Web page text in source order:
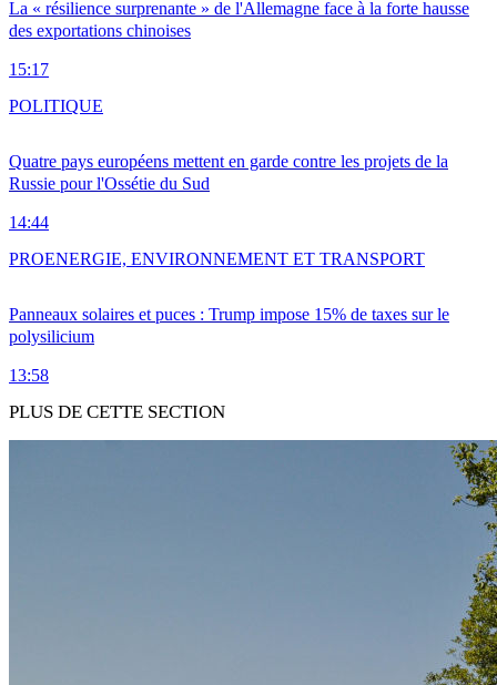
La « résilience surprenante » de l'Allemagne face à la forte hausse
des exportations chinoises
15:17
Quatre pays européens mettent en garde contre les projets de la
Russie pour l'Ossétie du Sud
14:44
POLITIQUE
Panneaux solaires et puces : Trump impose 15% de taxes sur le
polysilicium
13:58
PROENERGIE, ENVIRONNEMENT ET TRANSPORT
PLUS DE CETTE SECTION